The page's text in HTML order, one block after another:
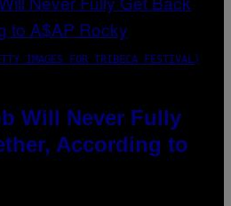
IMAGES FOR TRIBECA FESTIVAL)
Will Never Fully
According to